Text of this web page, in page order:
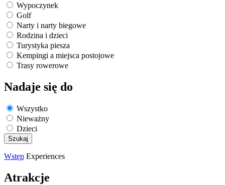
Wypoczynek
Golf
Narty i narty biegowe
Rodzina i dzieci
Turystyka piesza
Kempingi a miejsca postojowe
Trasy rowerowe
Nadaje się do
Wszystko
Nieważny
Dzieci
Wstęp Experiences
Atrakcje